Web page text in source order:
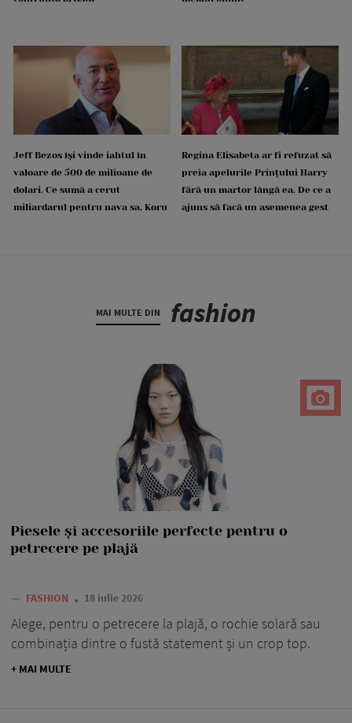
Jeff Bezos își vinde iahtul în
valoare de 500 de milioane de
dolari. Ce sumă a cerut
miliardarul pentru nava sa, Koru
Regina Elisabeta ar fi refuzat să
preia apelurile Prințului Harry
fără un martor lângă ea. De ce a
ajuns să facă un asemenea gest
MAI MULTE DIN fashion
Piesele și accesoriile perfecte pentru o
petrecere pe plajă
— FASHION 18 iulie 2026
Alege, pentru o petrecere la plajă, o rochie solară sau
combinația dintre o fustă statement și un crop top.
+ MAI MULTE